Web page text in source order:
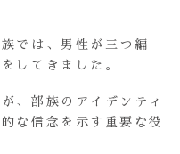
では、男性が三つ編
してきました。
、部族のアイデンティ
な信念を示す重要な役